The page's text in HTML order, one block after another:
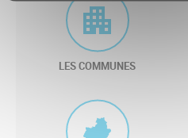
LES COMMUNES